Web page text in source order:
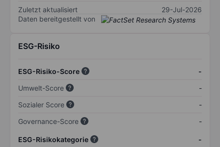
Zuletzt aktualisiert
29-Jul-2026
Daten bereitgestellt von
ESG-Risiko
ESG-Risiko-Score
-
Umwelt-Score
-
Sozialer Score
-
Governance-Score
-
ESG-Risikokategorie -